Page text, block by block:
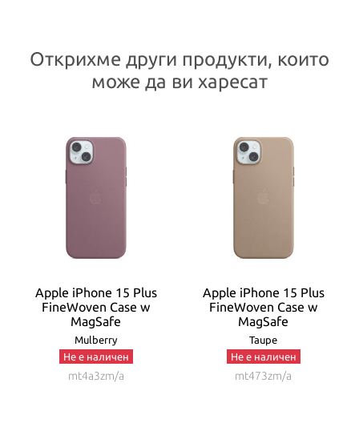
Открихме други продукти, които
може да ви харесат
Apple iPhone 15 Plus
FineWoven Case w
MagSafe
Mulberry
Не е наличен
mt4a3zm/a
Apple iPhone 15 Plus
FineWoven Case w
MagSafe
Taupe
Не е наличен
mt473zm/a